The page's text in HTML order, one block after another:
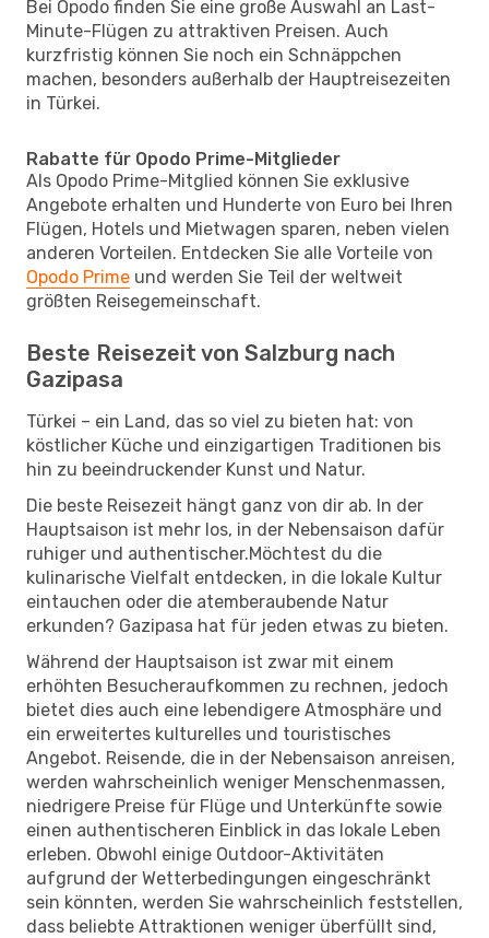
Bei Opodo finden Sie eine große Auswahl an Last-
Minute-Flügen zu attraktiven Preisen. Auch
kurzfristig können Sie noch ein Schnäppchen
machen, besonders außerhalb der Hauptreisezeiten
in Türkei.
Rabatte für Opodo Prime-Mitglieder
Als Opodo Prime-Mitglied können Sie exklusive
Angebote erhalten und Hunderte von Euro bei Ihren
Flügen, Hotels und Mietwagen sparen, neben vielen
anderen Vorteilen. Entdecken Sie alle Vorteile von
Opodo Prime und werden Sie Teil der weltweit
größten Reisegemeinschaft.
Beste Reisezeit von Salzburg nach
Gazipasa
Türkei – ein Land, das so viel zu bieten hat: von
köstlicher Küche und einzigartigen Traditionen bis
hin zu beeindruckender Kunst und Natur.
Die beste Reisezeit hängt ganz von dir ab. In der
Hauptsaison ist mehr los, in der Nebensaison dafür
ruhiger und authentischer.Möchtest du die
kulinarische Vielfalt entdecken, in die lokale Kultur
eintauchen oder die atemberaubende Natur
erkunden? Gazipasa hat für jeden etwas zu bieten.
Während der Hauptsaison ist zwar mit einem
erhöhten Besucheraufkommen zu rechnen, jedoch
bietet dies auch eine lebendigere Atmosphäre und
ein erweitertes kulturelles und touristisches
Angebot. Reisende, die in der Nebensaison anreisen,
werden wahrscheinlich weniger Menschenmassen,
niedrigere Preise für Flüge und Unterkünfte sowie
einen authentischeren Einblick in das lokale Leben
erleben. Obwohl einige Outdoor-Aktivitäten
aufgrund der Wetterbedingungen eingeschränkt
sein könnten, werden Sie wahrscheinlich feststellen,
dass beliebte Attraktionen weniger überfüllt sind,